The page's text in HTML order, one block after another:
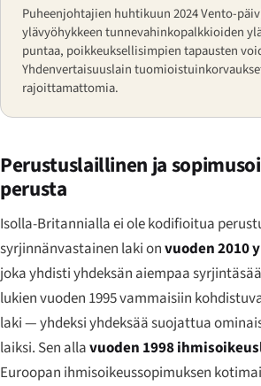
Puheenjohtajien huhtikuun 2024 Vento-
ylävyöhykkeen tunnevahinkopalkkioiden
puntaa, poikkeuksellisimpien tapausten
Yhdenvertaisuuslain
rajoittamattomia.
Perustuslaillinen ja
perusta
Isolla-Britannialla ei ole kodifioitua
syrjinnänvastainen laki onvuoden 2010
joka yhdisti yhdeksän aiempaa
lukien vuoden 1995 vammaisiin
laki — yhdeksi yhdeksää suojattua
laiksi. Sen allavuoden 1998
Euroopan ihmisoikeussopimuksen